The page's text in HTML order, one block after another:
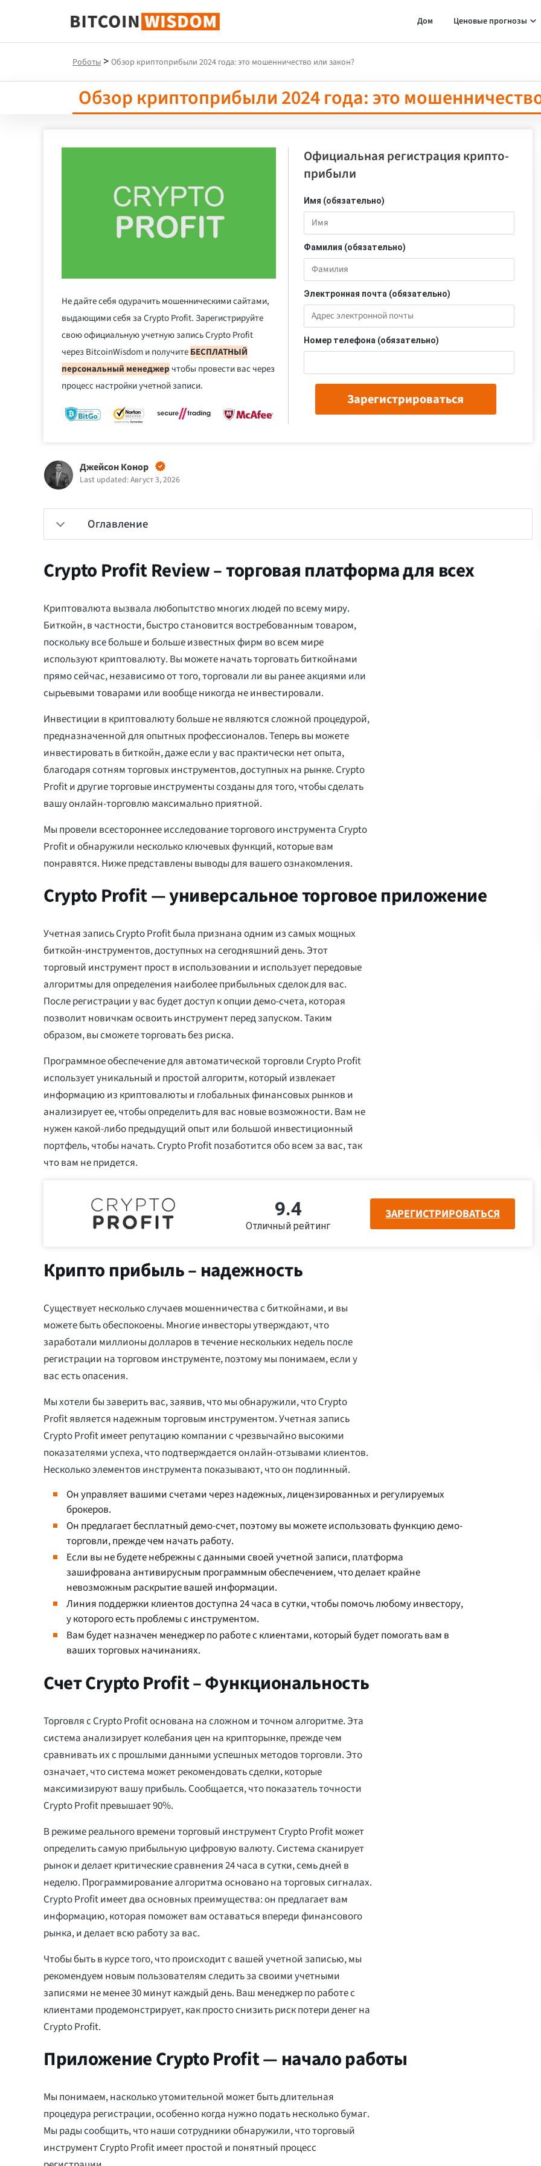
Биткойн Мудрость
Дом Ценовые прогнозы
Роботы > Обзор криптоприбыли 2024 года: это мошенничество или закон?
Обзор криптоприбыли 2024 года: это
Не дайте себя одурачить мошенническими сайтами,
выдающими себя за Crypto Profit. Зарегистрируйте
свою официальную учетную запись Crypto Profit
через BitcoinWisdom и получитеБЕСПЛАТНЫЙ
персональный менеджерчтобы провести вас через
процесс настройки учетной записи.
Официальная регистрация крипто-
прибыли
Имя (обязательно)
Фамилия (обязательно)
Электронная почта (обязательно)
Номер телефона (обязательно)
Зарегистрироваться
Джейсон Конор
Last updated: Август 3, 2026
Оглавление
Crypto Profit Review – торговая платформа для всех
Криптовалюта вызвала любопытство многих людей по всему миру.
Биткойн, в частности, быстро становится востребованным товаром,
поскольку все больше и больше известных фирм во всем мире
используют криптовалюту. Вы можете начать торговать биткойнами
прямо сейчас, независимо от того, торговали ли вы ранее акциями или
сырьевыми товарами или вообще никогда не инвестировали.
Инвестиции в криптовалюту больше не являются сложной процедурой,
предназначенной для опытных профессионалов. Теперь вы можете
инвестировать в биткойн, даже если у вас практически нет опыта,
благодаря сотням торговых инструментов, доступных на рынке. Crypto
Profit и другие торговые инструменты созданы для того, чтобы сделать
вашу онлайн-торговлю максимально приятной.
Мы провели всестороннее исследование торгового инструмента Crypto
Profit и обнаружили несколько ключевых функций, которые вам
понравятся. Ниже представлены выводы для вашего ознакомления.
Crypto Profit — универсальное торговое приложение
Учетная запись Crypto Profit была признана одним из самых мощных
биткойн-инструментов, доступных на сегодняшний день. Этот
торговый инструмент прост в использовании и использует передовые
алгоритмы для определения наиболее прибыльных сделок для вас.
После регистрации у вас будет доступ к опции демо-счета, которая
позволит новичкам освоить инструмент перед запуском. Таким
образом, вы сможете торговать без риска.
Программное обеспечение для автоматической торговли Crypto Profit
использует уникальный и простой алгоритм, который извлекает
информацию из криптовалюты и глобальных финансовых рынков и
анализирует ее, чтобы определить для вас новые возможности. Вам не
нужен какой-либо предыдущий опыт или большой инвестиционный
портфель, чтобы начать. Crypto Profit позаботится обо всем за вас, так
что вам не придется.
9.4
Отличный рейтинг
ЗАРЕГИСТРИРОВАТЬСЯ
Крипто прибыль – надежность
Существует несколько случаев мошенничества с биткойнами, и вы
можете быть обеспокоены. Многие инвесторы утверждают, что
заработали миллионы долларов в течение нескольких недель после
регистрации на торговом инструменте, поэтому мы понимаем, если у
вас есть опасения.
Мы хотели бы заверить вас, заявив, что мы обнаружили, что Crypto
Profit является надежным торговым инструментом. Учетная запись
Crypto Profit имеет репутацию компании с чрезвычайно высокими
показателями успеха, что подтверждается онлайн-отзывами клиентов.
Несколько элементов инструмента показывают, что он подлинный.
Он управляет вашими счетами через надежных, лицензированных и регулируемых
брокеров.
Он предлагает бесплатный демо-счет, поэтому вы можете использовать функцию демо-
торговли, прежде чем начать работу.
Если вы не будете небрежны с данными своей учетной записи, платформа
зашифрована антивирусным программным обеспечением, что делает крайне
невозможным раскрытие вашей информации.
Линия поддержки клиентов доступна 24 часа в сутки, чтобы помочь любому инвестору,
у которого есть проблемы с инструментом.
Вам будет назначен менеджер по работе с клиентами, который будет помогать вам в
ваших торговых начинаниях.
Счет Crypto Profit – Функциональность
Торговля с Crypto Profit основана на сложном и точном алгоритме. Эта
система анализирует колебания цен на крипторынке, прежде чем
сравнивать их с прошлыми данными успешных методов торговли. Это
означает, что система может рекомендовать сделки, которые
максимизируют вашу прибыль. Сообщается, что показатель точности
Crypto Profit превышает 90%.
В режиме реального времени торговый инструмент Crypto Profit может
определить самую прибыльную цифровую валюту. Система сканирует
рынок и делает критические сравнения 24 часа в сутки, семь дней в
неделю. Программирование алгоритма основано на торговых сигналах.
Crypto Profit имеет два основных преимущества: он предлагает вам
информацию, которая поможет вам оставаться впереди финансового
рынка, и делает всю работу за вас.
Чтобы быть в курсе того, что происходит с вашей учетной записью, мы
рекомендуем новым пользователям следить за своими учетными
записями не менее 30 минут каждый день. Ваш менеджер по работе с
клиентами продемонстрирует, как просто снизить риск потери денег на
Crypto Profit.
Приложение Crypto Profit — начало работы
Мы понимаем, насколько утомительной может быть длительная
процедура регистрации, особенно когда нужно подать несколько бумаг.
Мы рады сообщить, что наши сотрудники обнаружили, что торговый
инструмент Crypto Profit имеет простой и понятный процесс